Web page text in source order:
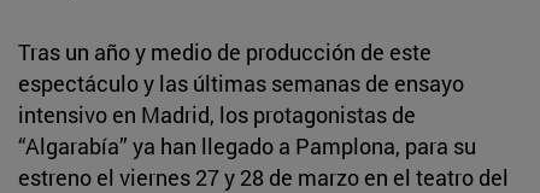
Tras un año y medio de producción de este
espectáculo y las últimas semanas de ensayo
intensivo en Madrid, los protagonistas de
“Algarabía” ya han llegado a Pamplona, para su
estreno el viernes 27 y 28 de marzo en el teatro del